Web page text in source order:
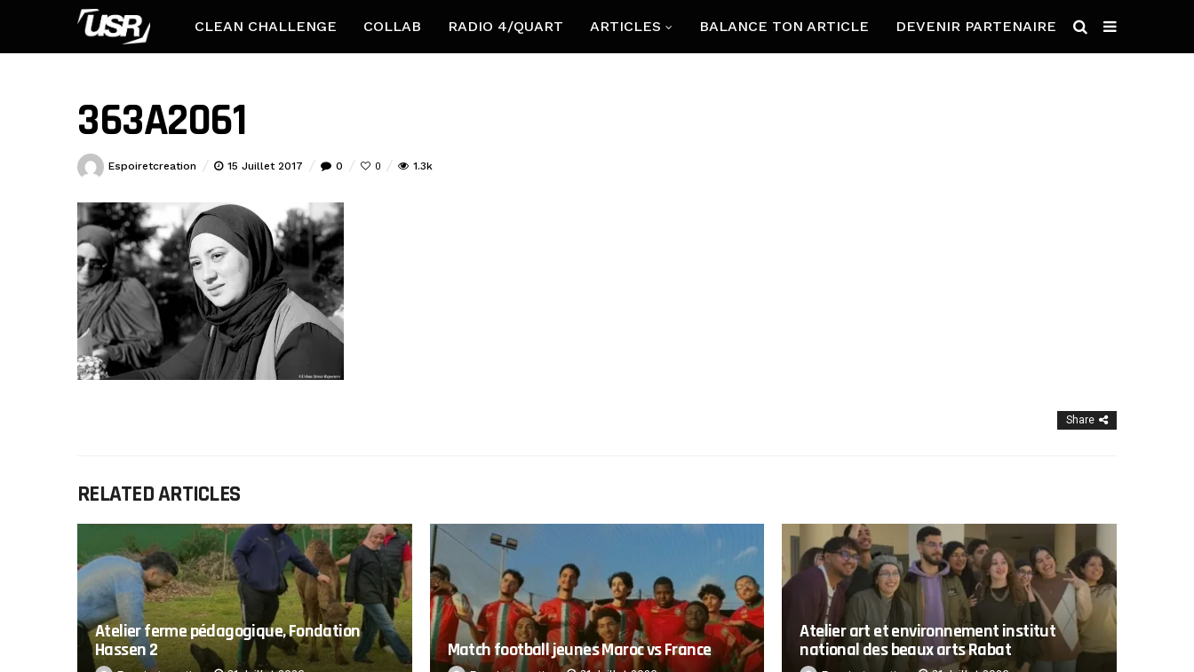
CLEAN CHALLENGE COLLAB RADIO 4/QUART ARTICLES BALANCE TON ARTICLE DEVENIR PARTENAIRE
363A2061
Espoiretcreation 15 Juillet 2017 0 0 1.3k
Share
RELATED ARTICLES
Atelier ferme pédagogique, Fondation
Hassen 2
Match football jeunes Maroc vs France
Atelier art et environnement institut
national des beaux arts Rabat